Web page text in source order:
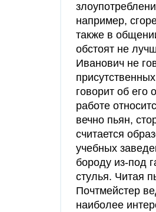
например,
также в
обстоят не
Иванович не
говорит об его
работе
вечно пьян,
считается
учебных
бороду из-под
стулья. Читая
Почтмейстер
наиболее